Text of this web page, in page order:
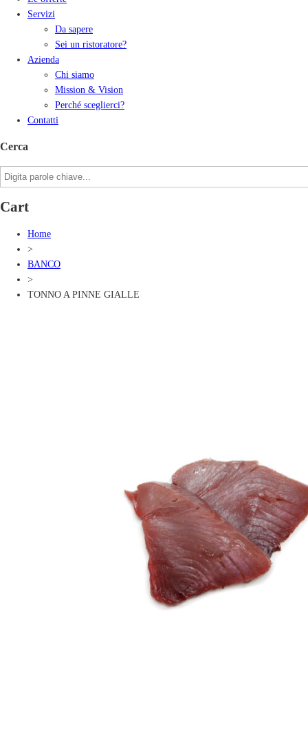
Servizi
Da sapere
Sei un ristoratore?
Azienda
Chi siamo
Mission & Vision
Perché sceglierci?
Contatti
Cerca
Cart
Home
>
BANCO
>
TONNO A PINNE GIALLE